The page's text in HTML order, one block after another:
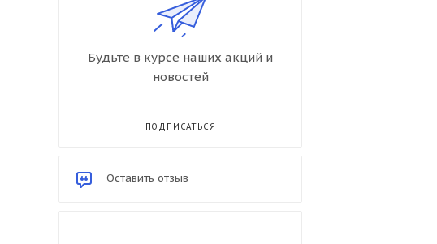
Будьте в курсе наших акций и
новостей
ПОДПИСАТЬСЯ
Оставить отзыв